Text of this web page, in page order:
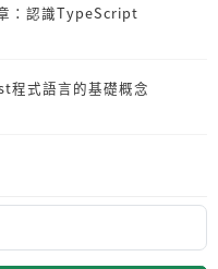
：認識TypeScript
式語言的基礎概念